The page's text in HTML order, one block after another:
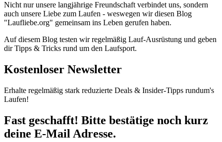
Nicht nur unsere langjährige Freundschaft verbindet uns, sondern
auch unsere Liebe zum Laufen - weswegen wir diesen Blog
"Laufliebe.org" gemeinsam ins Leben gerufen haben.
Auf diesem Blog testen wir regelmäßig Lauf-Ausrüstung und geben
dir Tipps & Tricks rund um den Laufsport.
Kostenloser Newsletter
Erhalte regelmäßig stark reduzierte Deals & Insider-Tipps rundum's
Laufen!
Fast geschafft! Bitte bestätige noch kurz
deine E-Mail Adresse.